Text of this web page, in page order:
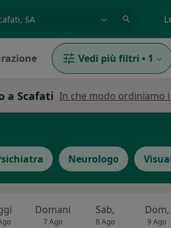
Vedi più filtri • 1
a Scafati In che modo ordiniamo
Neurologo
Domani
7 Ago
Sab,
8 Ago
Dom,
9 Ago